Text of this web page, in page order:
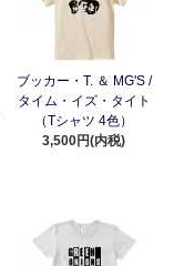
ブッカー・T. ＆ MG'S /
タイム・イズ・タイト
（Tシャツ 4色）
3,500円(内税)